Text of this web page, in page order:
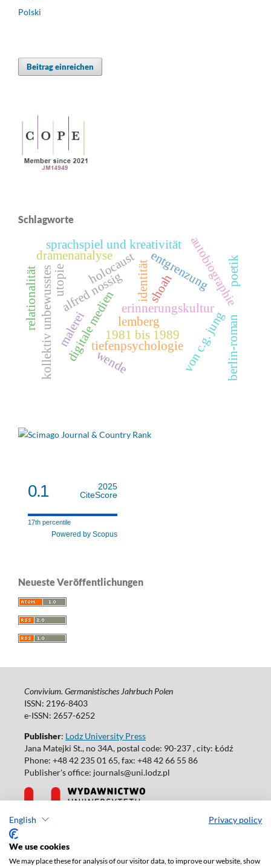
English Privacy policy
We use cookies
We may place these for analysis of our visitor data, to improve our website, show
Polski
Beitrag einreichen
Schlagworte
entgrenzung
erinnerungskultur
holocaust
digitale medien
alfred nossig
dramenanalyse
identität autobiographie
lemberg
tiefenpsychologievon c.g. jung
kollektiv unbewusstes 1981 bis 1989
sprachspiel und kreativität
relationalität utopie
wende berlin-roman
shoah
poetik
malerei
0.1
2025
CiteScore
17th percentile
Powered by Scopus
Neueste Veröffentlichungen
Convivium. Germanistisches Jahrbuch Polen
ISSN: 2196-8403
e-ISSN: 2657-6252
Publisher: Lodz University Press
Jana Matejki St., no 34A, postal code: 90-237 , city: Łódź
Phone: +48 42 235 01 65, fax: +48 42 66 55 86
Publisher's office: journals@uni.lodz.pl